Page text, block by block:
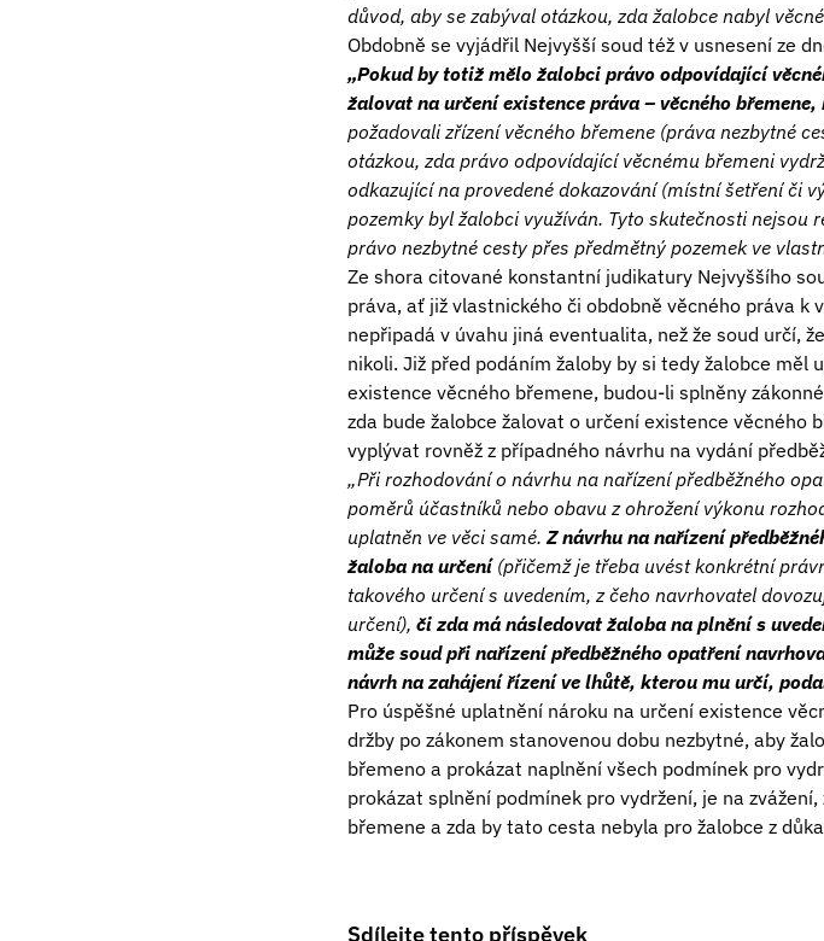
důvod, aby se zabýval otázkou, zda žalobce nabyl
Obdobně se vyjádřil Nejvyšší soud též v usnesení ze
„Pokud by totiž mělo žalobci právo odpovídající
žalovat na určení existence práva – věcného
požadovali zřízení věcného břemene (práva nezbytné
otázkou, zda právo odpovídající věcnému břemeni
odkazující na provedené dokazování (místní šetření či
pozemky byl žalobci využíván. Tyto skutečnosti nejsou
právo nezbytné cesty přes předmětný pozemek ve
Ze shora citované konstantní judikatury Nejvyššího
práva, ať již vlastnického či obdobně věcného práva k
nepřipadá v úvahu jiná eventualita, než že soud určí,
nikoli. Již před podáním žaloby by si tedy žalobce měl
existence věcného břemene, budou-li splněny
zda bude žalobce žalovat o určení existence věcného
vyplývat rovněž z případného návrhu na vydání
„Při rozhodování o návrhu na nařízení předběžného
poměrů účastníků nebo obavu z ohrožení výkonu
uplatněn ve věci samé. Z návrhu na nařízení
žaloba na určení(přičemž je třeba uvést konkrétní
takového určení s uvedením, z čeho navrhovatel
určení), či zda má následovat žaloba na plnění s
může soud při nařízení předběžného opatření
návrh na zahájení řízení ve lhůtě, kterou mu určí,
Pro úspěšné uplatnění nároku na určení existence
držby po zákonem stanovenou dobu nezbytné, aby
břemeno a prokázat naplnění všech podmínek pro
prokázat splnění podmínek pro vydržení, je na
břemene a zda by tato cesta nebyla pro žalobce z
Sdílejte tento příspěvek